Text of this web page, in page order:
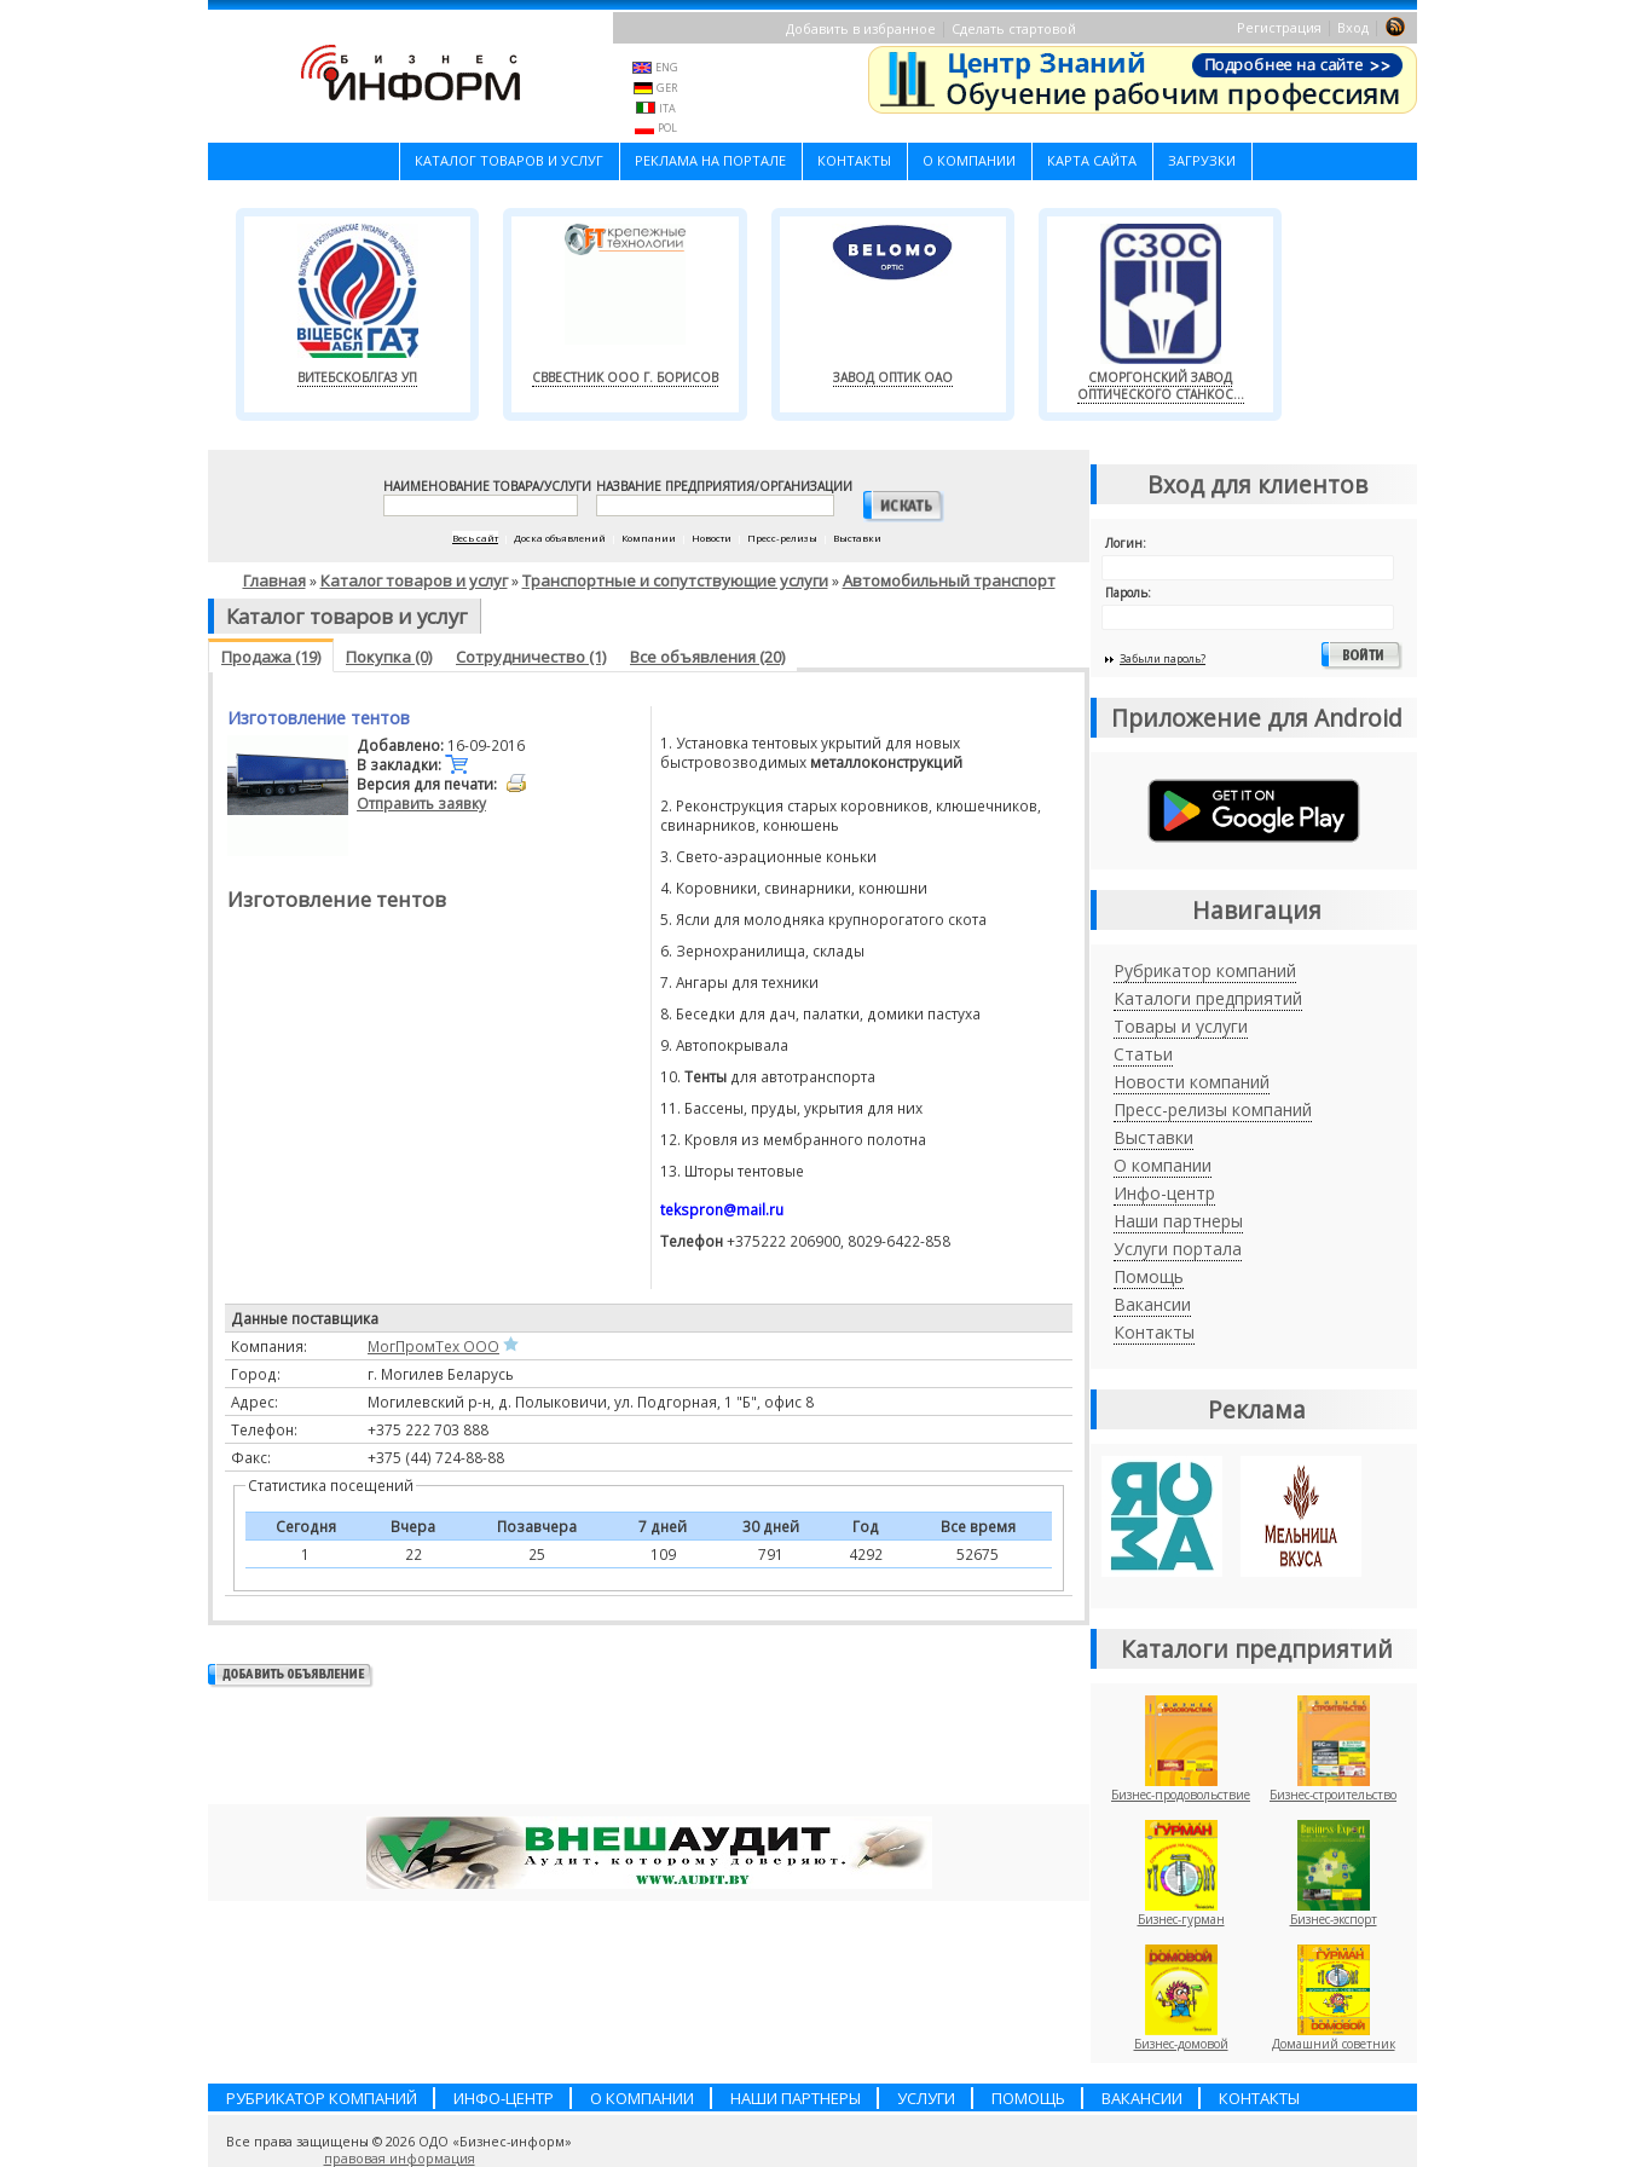
Регистрация Вход
Добавить в избранное Сделать стартовой
ENG
GER
ITA
POL
КАТАЛОГ ТОВАРОВ И УСЛУГ РЕКЛАМА НА ПОРТАЛЕ КОНТАКТЫ О КОМПАНИИ КАРТА САЙТА ЗАГРУЗКИ
ВИТЕБСКОБЛГАЗ УП СВВЕСТНИК ООО Г. БОРИСОВ ЗАВОД ОПТИК ОАО
СМОРГОНСКИЙ ЗАВОД
ОПТИЧЕСКОГО СТАНКОС...
НАИМЕНОВАНИЕ ТОВАРА/УСЛУГИ НАЗВАНИЕ ПРЕДПРИЯТИЯ/ОРГАНИЗАЦИИ
Весь сайт Доска объявлений Компании Новости Пресс-релизы Выставки
Главная» Каталог товаров и услуг»Транспортные и сопутствующие услуги»Автомобильный транспорт
Каталог товаров и услуг
Продажа (19) Покупка (0) Сотрудничество (1) Все объявления (20)
Изготовление тентов
Добавлено: 16-09-2016
В закладки:
Версия для печати:
Отправить заявку
Изготовление тентов
1. Установка тентовых укрытий для новых
быстровозводимых металлоконструкций
2. Реконструкция старых коровников, клюшечников,
свинарников, конюшень
3. Свето-аэрационные коньки
4. Коровники, свинарники, конюшни
5. Ясли для молодняка крупнорогатого скота
6. Зернохранилища, склады
7. Ангары для техники
8. Беседки для дач, палатки, домики пастуха
9. Автопокрывала
10. Тенты для автотранспорта
11. Бассены, пруды, укрытия для них
12. Кровля из мембранного полотна
13. Шторы тентовые
tekspron@mail.ru
Телефон+375222 206900, 8029-6422-858
Данные поставщика
Компания:
МогПромТех ООО
Город:
г. Могилев Беларусь
Адрес:
Могилевский р-н, д. Полыковичи, ул. Подгорная, 1 "Б", офис 8
Телефон:
+375 222 703 888
Факс:
+375 (44) 724-88-88
Статистика посещений
Сегодня Вчера Позавчера 7 дней 30 дней Год
Все время
1
22 25 109 791 4292 52675
Вход для клиентов
Логин:
Пароль:
Забыли пароль?
Приложение для Android
Навигация
Рубрикатор компаний
Каталоги предприятий
Товары и услуги
Статьи
Новости компаний
Пресс-релизы компаний
Выставки
О компании
Инфо-центр
Наши партнеры
Услуги портала
Помощь
Вакансии
Контакты
Реклама
Каталоги предприятий
Бизнес-продовольствие Бизнес-строительство
Бизнес-гурман Бизнес-экспорт
Бизнес-домовой Домашний советник
РУБРИКАТОР КОМПАНИЙ ИНФО-ЦЕНТР О КОМПАНИИ НАШИ ПАРТНЕРЫ УСЛУГИ ПОМОЩЬ ВАКАНСИИ КОНТАКТЫ
Все права защищены © 2026 ОДО «Бизнес-информ»
правовая информация